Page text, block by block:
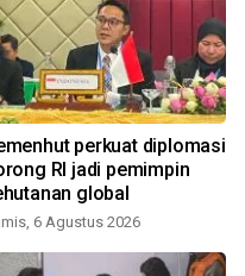
perkuat diplomasi
RI jadi pemimpin
global
6 Agustus 2026